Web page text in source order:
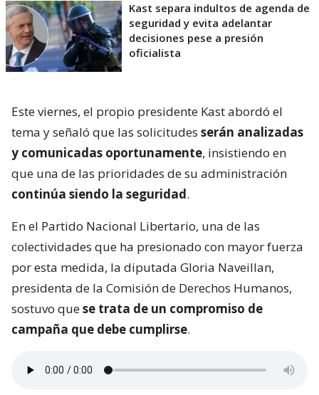
Kast separa indultos de agenda de
seguridad y evita adelantar
decisiones pese a presión
oficialista
Este viernes, el propio presidente Kast abordó el
tema y señaló que las solicitudes serán analizadas
y comunicadas oportunamente, insistiendo en
que una de las prioridades de su administración
continúa siendo la seguridad.
En el Partido Nacional Libertario, una de las
colectividades que ha presionado con mayor fuerza
por esta medida, la diputada Gloria Naveillan,
presidenta de la Comisión de Derechos Humanos,
sostuvo quese trata de un compromiso de
campaña que debe cumplirse.